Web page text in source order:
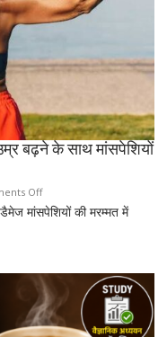
बढ़ने के साथ मांसपेशियों
Offon
रिसर्चर्स
कंपाउंड
खोजा
है
मांसपेशियों की मरम्मत में